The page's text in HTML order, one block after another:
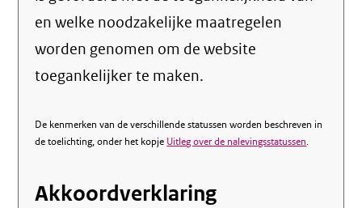
en welke noodzakelijke maatregelen
worden genomen om de website
toegankelijker te maken.
De kenmerken van de verschillende statussen worden beschreven in
de toelichting, onder het kopje Uitleg over de nalevingsstatussen.
Akkoordverklaring